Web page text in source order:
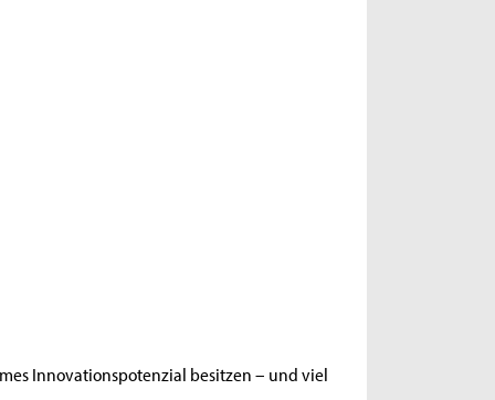
Innovationspotenzial besitzen – und viel